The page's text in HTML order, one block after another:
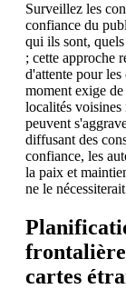
Surveillez les
confiance du
qui ils sont,
; cette approche
d'attente pour
moment exige
localités voisines
peuvent
diffusant des
confiance, les
la paix et
ne le
cartes